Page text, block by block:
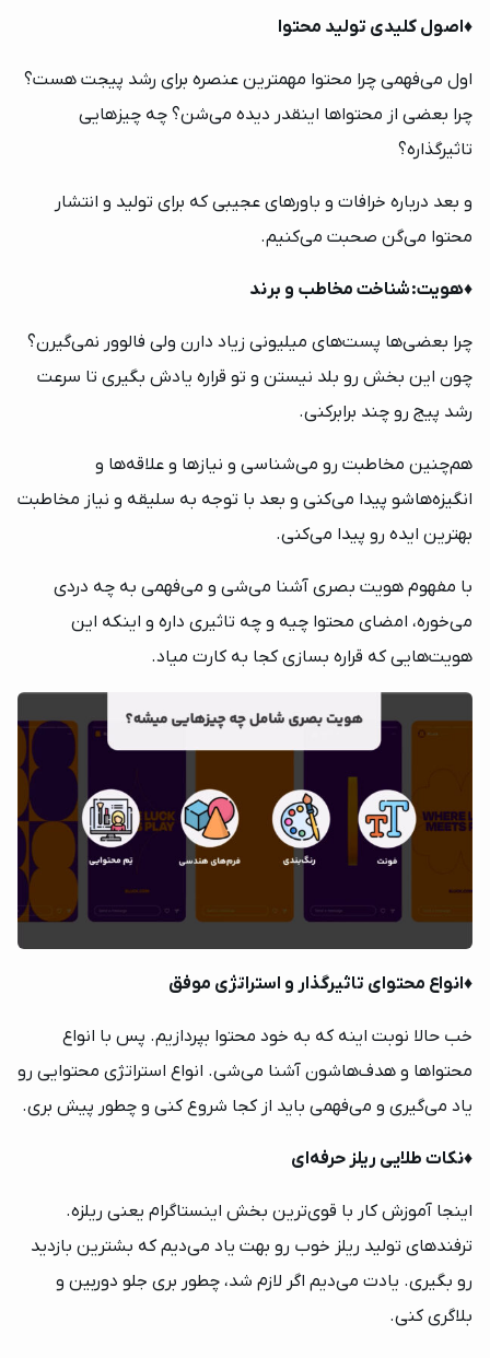
♦️اصول کلیدی تولید محتوا
اول می‌فهمی چرا محتوا مهمترین عنصره برای رشد پیجت هست؟
چرا بعضی از محتواها اینقدر دیده می‌شن؟ چه چیزهایی
تاثیرگذاره؟
و بعد درباره خرافات و باورهای عجیبی که برای تولید و انتشار
محتوا می‌گن صحبت می‌کنیم.
♦️هویت:شناخت مخاطب و برند
چرا بعضی‌ها پست‌های میلیونی زیاد دارن ولی فالوور نمی‌گیرن؟
چون این بخش رو بلد نیستن و تو قراره یادش بگیری تا سرعت
رشد پیج رو چند برابرکنی.
هم‌چنین مخاطبت رو می‌شناسی و نیازها و علاقه‌ها و
انگیزه‌هاشو پیدا می‌کنی و بعد با توجه به سلیقه و نیاز مخاطبت
بهترین ایده رو پیدا می‌کنی.
با مفهوم هویت بصری آشنا می‌شی و می‌فهمی به چه دردی
می‌خوره، امضای محتوا چیه و چه تاثیری داره و اینکه این
هویت‌هایی که قراره بسازی کجا به کارت میاد.
♦️انواع محتوای تاثیرگذار و استراتژی موفق
خب حالا نوبت اینه که به خود محتوا بپردازیم. پس با انواع
محتواها و هدف‌هاشون آشنا می‌شی. انواع استراتژی محتوایی رو
یاد می‌گیری و می‌فهمی باید از کجا شروع کنی و چطور پیش بری.
♦️نکات طلایی ریلز حرفه‌ای
اینجا آموزش کار با قوی‌ترین بخش اینستاگرام یعنی ریلزه.
ترفندهای تولید ریلز خوب رو بهت یاد می‌دیم که بشترین بازدید
رو بگیری. یادت می‌دیم اگر لازم شد، چطور بری جلو دوربین و
بلاگری کنی.
قسط و بدون کارمزد ثبت‌نام کنید.
خرید اقساطی
کارشناسان دیدوگرام در سریع‌ترین زمان ممکن شما
را در تمامی مراحل خرید اقساطی راهنمایی می‌کنند.
پیام در تلگرام
ارسال کد